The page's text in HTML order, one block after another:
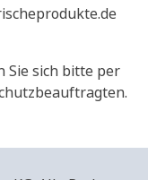
Sie sich bitte per